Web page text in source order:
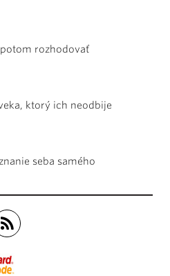
rozhodovať
ktorý ich neodbije
seba samého